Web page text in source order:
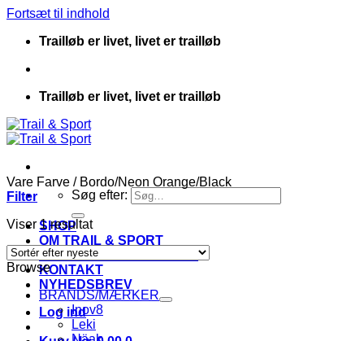
Fortsæt til indhold
Trailløb er livet, livet er trailløb
Trailløb er livet, livet er trailløb
Søg efter:
SHOP
OM TRAIL & SPORT
HANDELSBETINGELSER
KONTAKT
NYHEDSBREV
Log ind
Vare Farve /Bordo/Neon Orange/Black
Filter
Viser 1 resultat
Browse
BRANDS/MÆRKER
Inov8
Leki